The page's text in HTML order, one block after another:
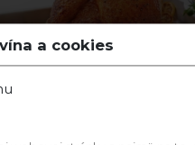
a cookies